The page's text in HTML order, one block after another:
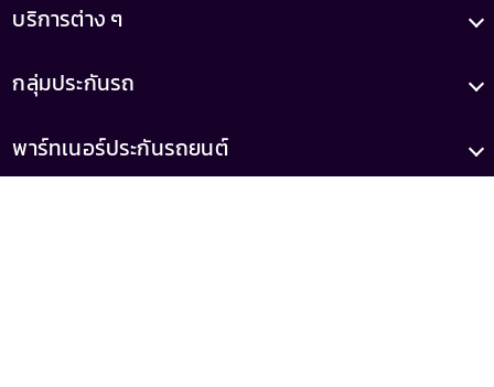
บริการต่าง ๆ
กลุ่มประกันรถ
พาร์ทเนอร์ประกันรถยนต์